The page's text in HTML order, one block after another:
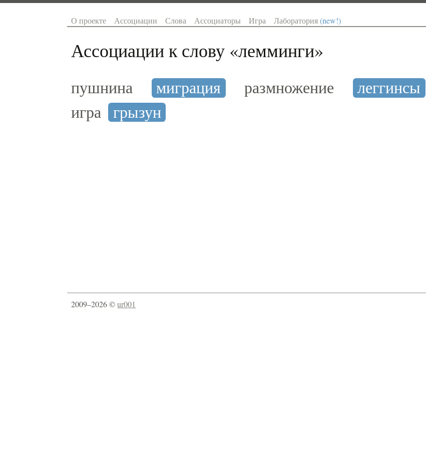
О проекте Ассоциации Слова Ассоциаторы Игра Лаборатория(new!)
Ассоциации к слову «лемминги»
пушнина миграция размножение
леггинсы
игра
грызун
2009–2026 ©ur001